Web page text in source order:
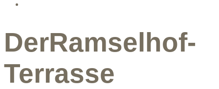
DerRamselhof-
Terrasse